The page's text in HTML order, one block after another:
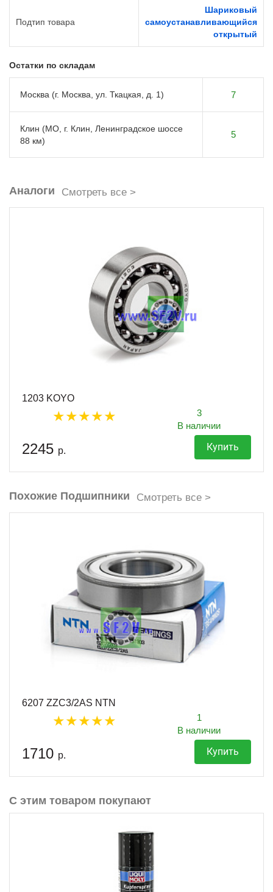
Подтип товара
Шариковый
самоустанавливающийся
открытый
Остатки по складам
Москва (г. Москва, ул. Ткацкая, д. 1) 7
Клин (МО, г. Клин, Ленинградское шоссе
88 км)
5
Аналоги Смотреть все >
1203 KOYO
3
В наличии
2245 р. Купить
Похожие Подшипники Смотреть все >
6207 ZZC3/2AS NTN
1
В наличии
1710 р. Купить
С этим товаром покупают